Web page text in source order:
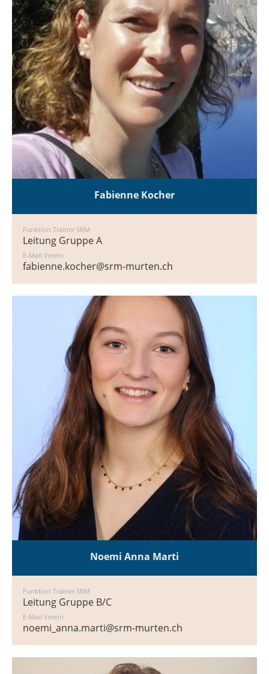
Fabienne Kocher
Funktion Trainer SRM
Leitung Gruppe A
E-Mail Verein
fabienne.kocher@srm-murten.ch
Noemi Anna Marti
Funktion Trainer SRM
Leitung Gruppe B/C
E-Mail Verein
noemi_anna.marti@srm-murten.ch